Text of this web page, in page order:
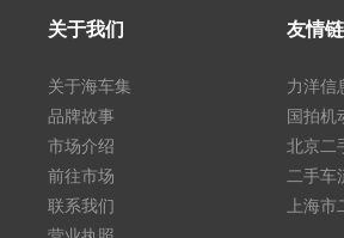
关于我们
关于海车集
品牌故事
市场介绍
前往市场
联系我们
友情
力洋信
国拍机
北京二
二手车
上海